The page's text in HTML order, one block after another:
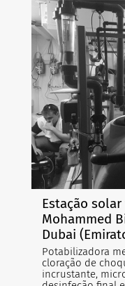
Estação
Mohammed
Dubai
Potabilizadora
cloração de
incrustante,